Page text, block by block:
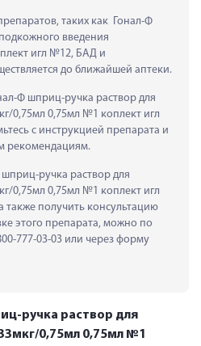
таких как  Гонал-Ф
введения
игл №12, БАД и
до ближайшей аптеки.
Ф шприц-ручка раствор для
0,75мл 0,75мл №1 коплект игл
с инструкцией препарата и
рекомендациям.
ручка раствор для
0,75мл 0,75мл №1 коплект игл
также получить консультацию
этого препарата, можно по
777-03-03 или через форму
ручка раствор для
0,75мл 0,75мл №1